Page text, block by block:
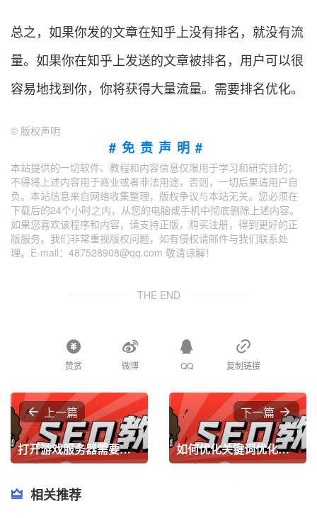
总之，如果你发的文章在知乎上没有排名，就没有流
量。如果你在知乎上发送的文章被排名，用户可以很
容易地找到你，你将获得大量流量。需要排名优化。
© 版权声明
#免责声明#
本站提供的一切软件、教程和内容信息仅限用于学习和研究目的；
不得将上述内容用于商业或者非法用途，否则，一切后果请用户自
负。本站信息来自网络收集整理，版权争议与本站无关。您必须在
下载后的24个小时之内，从您的电脑或手机中彻底删除上述内容。
如果您喜欢该程序和内容，请支持正版，购买注册，得到更好的正
版服务。我们非常重视版权问题，如有侵权请邮件与我们联系处
理。E-mail：487528908@qq.com 敬请谅解！
THE END
赞赏 微博 QQ 复制链接
上一篇
打开游戏服务器需要多少钱
下一篇
如何优化关键词优化（长尾关键词优化技巧）
相关推荐